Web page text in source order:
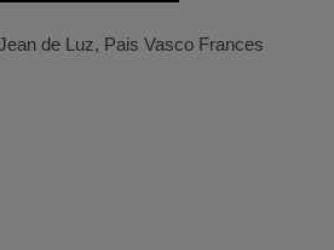
de Luz, Pais Vasco Frances